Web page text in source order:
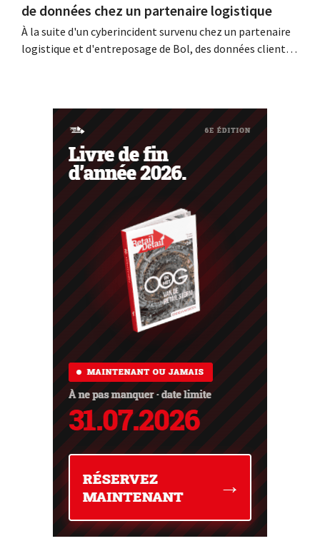
de données chez un partenaire logistique
À la suite d'un cyberincident survenu chez un partenaire
logistique et d'entreposage de Bol, des données clients